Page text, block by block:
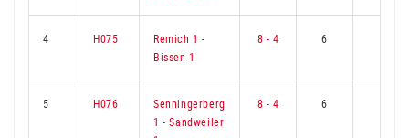
4 H075 Remich 1 -
Bissen 1
8 - 4 6
5 H076
Senningerberg
1 -Sandweiler
8 - 4 6